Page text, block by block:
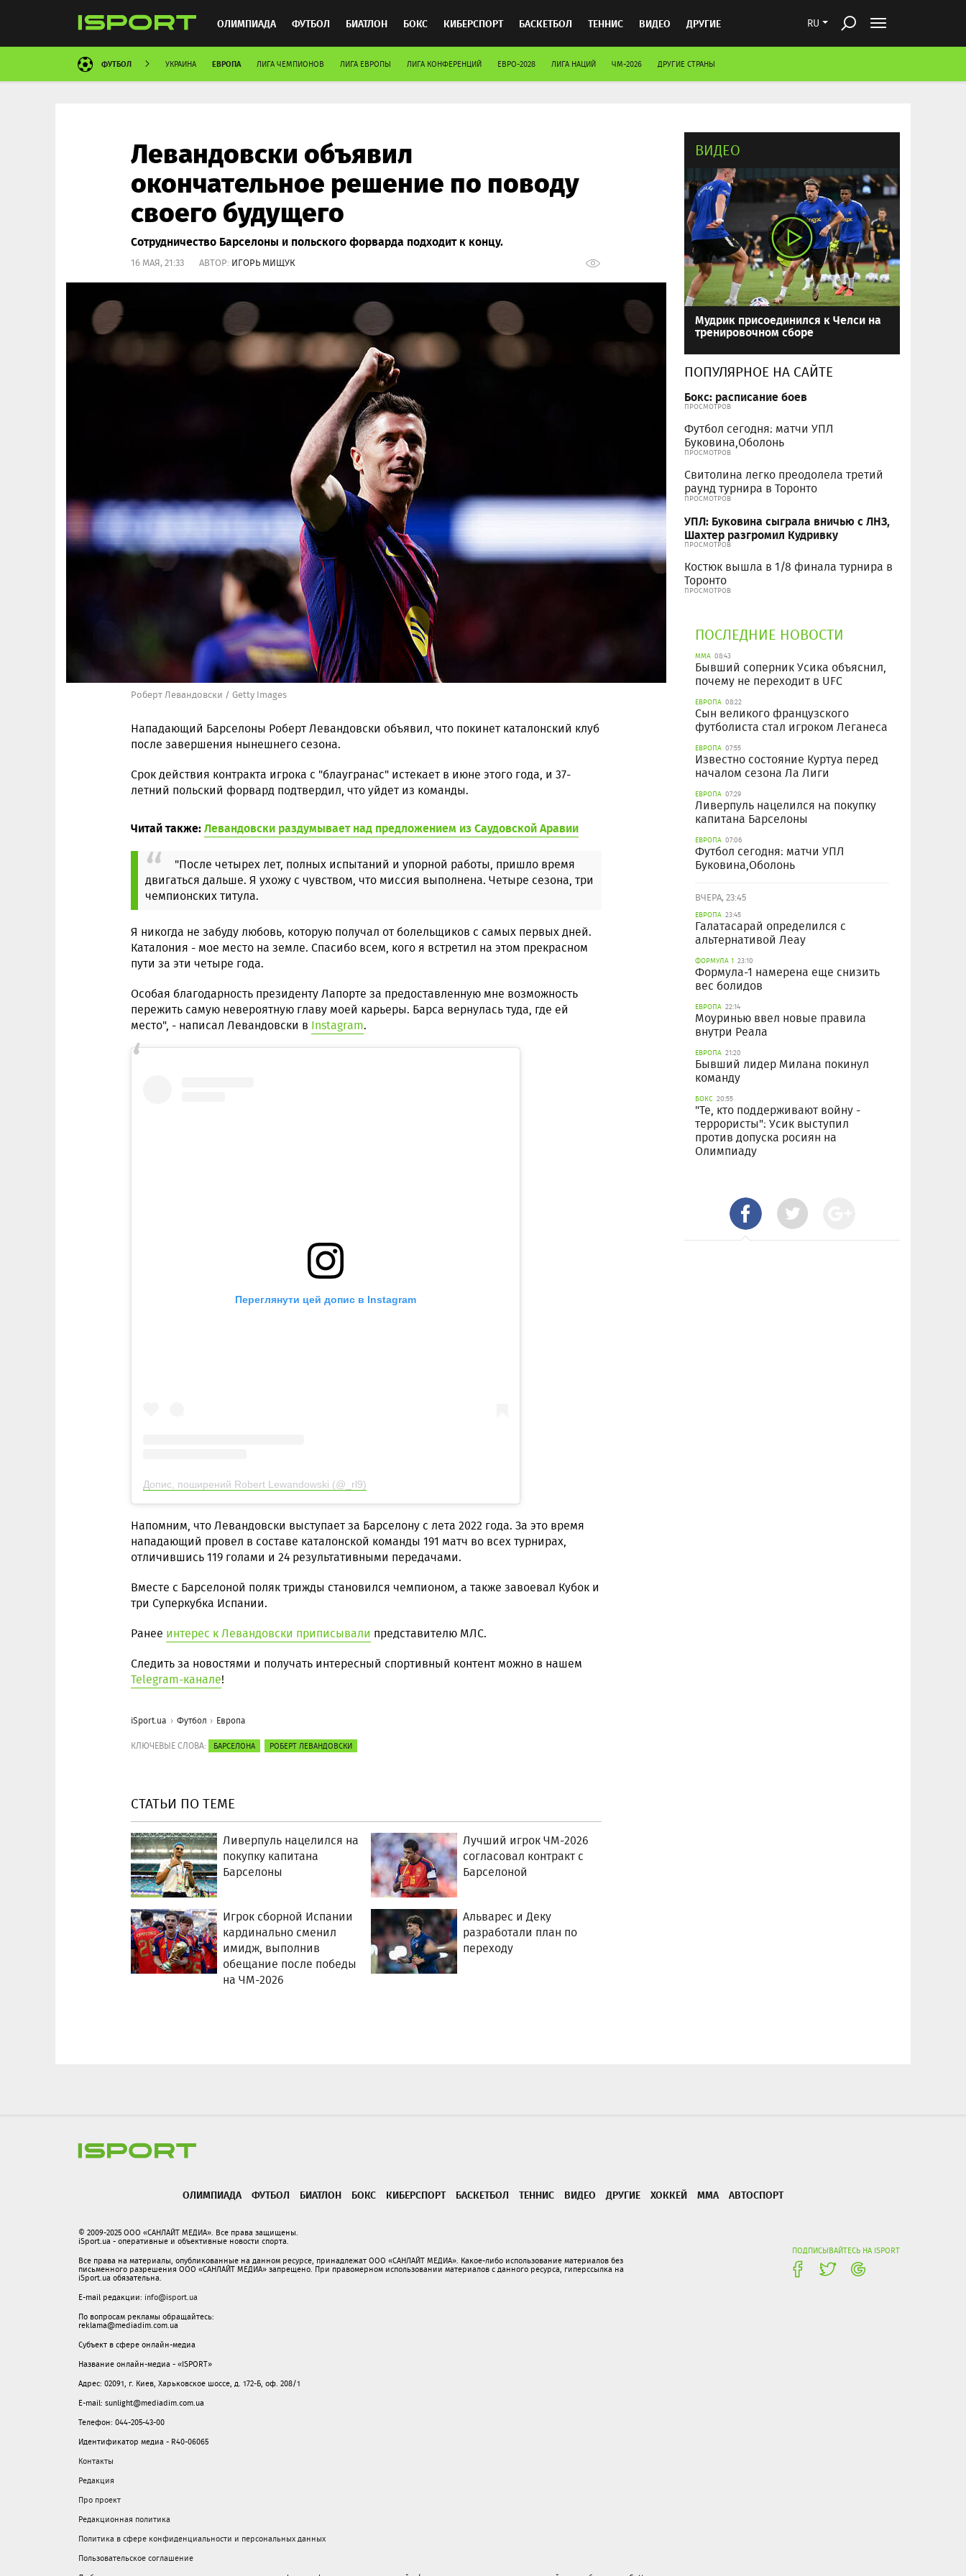
RU
ОЛИМПИАДА ФУТБОЛ БИАТЛОН БОКС КИБЕРСПОРТ БАСКЕТБОЛ ТЕННИС ВИДЕО ДРУГИЕ
ХОККЕЙ ММА АВТОСПОРТ
ФУТБОЛ УКРАИНА ЕВРОПА ЛИГА ЧЕМПИОНОВ ЛИГА ЕВРОПЫ ЛИГА КОНФЕРЕНЦИЙ ЕВРО-2028 ЛИГА НАЦИЙ ЧМ-2026 ДРУГИЕ СТРАНЫ
Левандовски объявил
окончательное решение по поводу
своего будущего
Сотрудничество Барселоны и польского форварда подходит к концу.
16 МАЯ, 21:33 АВТОР: ИГОРЬ МИЩУК
Роберт Левандовски / Getty Images
Нападающий Барселоны Роберт Левандовски объявил, что покинет каталонский клуб
после завершения нынешнего сезона.
Срок действия контракта игрока с "блаугранас" истекает в июне этого года, и 37-
летний польский форвард подтвердил, что уйдет из команды.
Читай также:Левандовски раздумывает над предложением из Саудовской Аравии
"После четырех лет, полных испытаний и упорной работы, пришло время
двигаться дальше. Я ухожу с чувством, что миссия выполнена. Четыре сезона, три
чемпионских титула.
Я никогда не забуду любовь, которую получал от болельщиков с самых первых дней.
Каталония - мое место на земле. Спасибо всем, кого я встретил на этом прекрасном
пути за эти четыре года.
Особая благодарность президенту Лапорте за предоставленную мне возможность
пережить самую невероятную главу моей карьеры. Барса вернулась туда, где ей
место", - написал Левандовски в Instagram.
Переглянути цей допис в Instagram
Допис, поширений Robert Lewandowski (@_rl9)
Напомним, что Левандовски выступает за Барселону с лета 2022 года. За это время
нападающий провел в составе каталонской команды 191 матч во всех турнирах,
отличившись 119 голами и 24 результативными передачами.
Вместе с Барселоной поляк трижды становился чемпионом, а также завоевал Кубок и
три Суперкубка Испании.
Ранее интерес к Левандовски приписывали представителю МЛС.
Следить за новостями и получать интересный спортивный контент можно в нашем
Telegram-канале!
iSport.ua Футбол Европа
КЛЮЧЕВЫЕ СЛОВА: БАРСЕЛОНА РОБЕРТ ЛЕВАНДОВСКИ
СТАТЬИ ПО ТЕМЕ
Ливерпуль нацелился на
покупку капитана
Барселоны
Лучший игрок ЧМ-2026
согласовал контракт с
Барселоной
Игрок сборной Испании
кардинально сменил
имидж, выполнив
обещание после победы
на ЧМ-2026
Альварес и Деку
разработали план по
переходу
ВИДЕО
Мудрик присоединился к Челси на
тренировочном сборе
ПОПУЛЯРНОЕ НА САЙТЕ
Бокс: расписание боев
ПРОСМОТРОВ
Футбол сегодня: матчи УПЛ
Буковина,Оболонь
ПРОСМОТРОВ
Свитолина легко преодолела третий
раунд турнира в Торонто
ПРОСМОТРОВ
УПЛ: Буковина сыграла вничью с ЛНЗ,
Шахтер разгромил Кудривку
ПРОСМОТРОВ
Костюк вышла в 1/8 финала турнира в
Торонто
ПРОСМОТРОВ
ПОСЛЕДНИЕ НОВОСТИ
ММА 08:43
Бывший соперник Усика объяснил,
почему не переходит в UFC
ЕВРОПА 08:22
Сын великого французского
футболиста стал игроком Леганеса
ЕВРОПА 07:55
Известно состояние Куртуа перед
началом сезона Ла Лиги
ЕВРОПА 07:29
Ливерпуль нацелился на покупку
капитана Барселоны
ЕВРОПА 07:06
Футбол сегодня: матчи УПЛ
Буковина,Оболонь
ВЧЕРА, 23:45
ЕВРОПА 23:45
Галатасарай определился с
альтернативой Леау
ФОРМУЛА 1 23:10
Формула-1 намерена еще снизить
вес болидов
ЕВРОПА 22:14
Моуринью ввел новые правила
внутри Реала
ЕВРОПА 21:20
Бывший лидер Милана покинул
команду
БОКС 20:55
"Те, кто поддерживают войну -
террористы": Усик выступил
против допуска росиян на
Олимпиаду
ОЛИМПИАДА ФУТБОЛ БИАТЛОН БОКС КИБЕРСПОРТ БАСКЕТБОЛ ТЕННИС ВИДЕО ДРУГИЕ ХОККЕЙ ММА АВТОСПОРТ
ПОДПИСЫВАЙТЕСЬ НА ISPORT
© 2009-2025 ООО «САНЛАЙТ МЕДИА». Все права защищены.
iSport.ua - оперативные и объективные новости спорта.
Все права на материалы, опубликованные на данном ресурсе, принадлежат ООО «САНЛАЙТ МЕДИА». Какое-либо использование материалов без
письменного разрешения ООО «САНЛАЙТ МЕДИА» запрещено. При правомерном использовании материалов с данного ресурса, гиперссылка на
iSport.ua обязательна.
E-mail редакции: info@isport.ua
По вопросам рекламы обращайтесь:
reklama@mediadim.com.ua
Субъект в сфере онлайн-медиа
Название онлайн-медиа - «ISPORT»
Адрес: 02091, г. Киев, Харьковское шоссе, д. 172-Б, оф. 208/1
E-mail: sunlight@mediadim.com.ua
Телефон: 044-205-43-00
Идентификатор медиа - R40-06065
Контакты
Редакция
Про проект
Редакционная политика
Политика в сфере конфиденциальности и персональных данных
Пользовательское соглашение